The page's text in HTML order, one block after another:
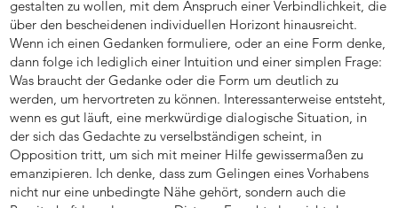
gestalten zu wollen, mit dem Anspruch einer Verbindlichkeit, die
über den bescheidenen individuellen Horizont hinausreicht.
Wenn ich einen Gedanken formuliere, oder an eine Form denke,
dann folge ich lediglich einer Intuition und einer simplen Frage:
Was braucht der Gedanke oder die Form um deutlich zu
werden, um hervortreten zu können. Interessanterweise entsteht,
wenn es gut läuft, eine merkwürdige dialogische Situation, in
der sich das Gedachte zu verselbständigen scheint, in
Opposition tritt, um sich mit meiner Hilfe gewissermaßen zu
emanzipieren. Ich denke, dass zum Gelingen eines Vorhabens
nicht nur eine unbedingte Nähe gehört, sondern auch die